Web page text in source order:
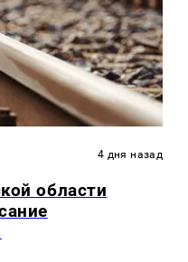
4 дня назад
области